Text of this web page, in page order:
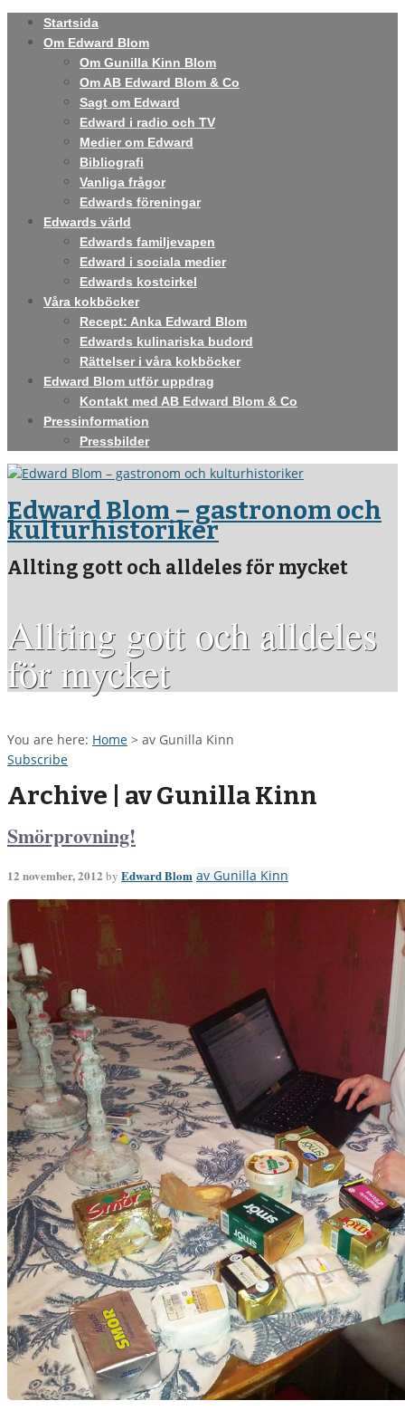
Startsida
Om Edward Blom
Om Gunilla Kinn Blom
Om AB Edward Blom & Co
Sagt om Edward
Edward i radio och TV
Medier om Edward
Bibliografi
Vanliga frågor
Edwards föreningar
Edwards värld
Edwards familjevapen
Edward i sociala medier
Edwards kostcirkel
Våra kokböcker
Recept: Anka Edward Blom
Edwards kulinariska budord
Rättelser i våra kokböcker
Edward Blom utför uppdrag
Kontakt med AB Edward Blom & Co
Pressinformation
Pressbilder
Edward Blom – gastronom och
kulturhistoriker
Allting gott och alldeles för mycket
Allting gott och alldeles
för mycket
You are here: Home > av Gunilla Kinn
Subscribe
Archive | av Gunilla Kinn
Smörprovning!
12 november, 2012 by Edward Blom av Gunilla Kinn